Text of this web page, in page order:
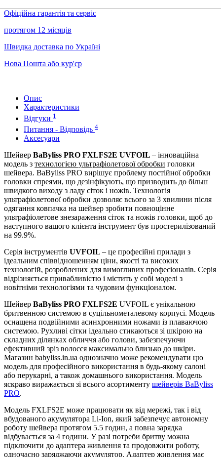
Офіційна гарантія та сервіс
протягом 12 місяців
Швидка доставка по Україні
Нова Пошта або кур'єр
Опис
Характеристики
Відгуки 1
Питання - Відповідь 4
Аксесуари
Шейвер BaByliss PRO FXLFS2E UVFOIL – інноваційна
модель з технологією ультрафіолетової обробки головки
шейвера. BaByliss PRO вирішує проблему постійної обробки
головки спреями, що дезінфікують, що призводить до більш
швидкого виходу з ладу сіток і ножів. Технологія
ультрафіолетової обробки дозволяє всього за 3 хвилини після
одягання ковпачка на шейвер зробити повноцінне
ультрафіолетове знезараження сіток та ножів головки, щоб до
наступного вашого клієнта інструмент був простерилізований
на 99.9%.
Серія інструментів UVFOIL – це професійні прилади з
ідеальним співвідношенням ціни, якості та високих
технологій, розроблених для вимогливих професіоналів. Серія
відрізняється привабливістю і містить у собі моделі з
новітніми технологіями та чудовим функціоналом.
Шейвер BaByliss PRO FXLFS2E UVFOIL є унікальною
бритвенною системою в суцільнометалевому корпусі. Модель
оснащена подвійними асинхронними ножами із плаваючою
системою. Рухливі сітки ідеально стикаються зі шкірою на
складних ділянках обличчя або голови, забезпечуючи
ефективний зріз волосся максимально близько до шкіри.
Магазин babyliss.in.ua однозначно може рекомендувати цю
модель для професійного використання в будь-якому салоні
або перукарні, а також домашнього використання. Модель
яскраво виражається зі всього асортименту шейверів BaByliss
PRO.
Модель FXLFS2E може працювати як від мережі, так і від
вбудованого акумулятора Li-Ion, який забезпечує автономну
роботу шейвера протягом 5.5 годин, а повна зарядка
відбувається за 4 години. У разі потреби бритву можна
підключити до адаптера живлення та продовжити роботу,
одночасно заряджаючи акумулятор. Адаптер живлення має